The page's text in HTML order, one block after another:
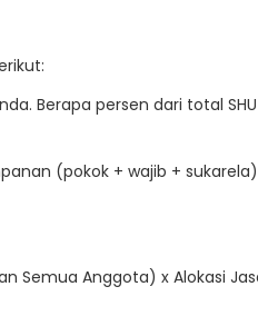
Berapa persen dari total
(pokok + wajib +
Semua Anggota) x Alokasi